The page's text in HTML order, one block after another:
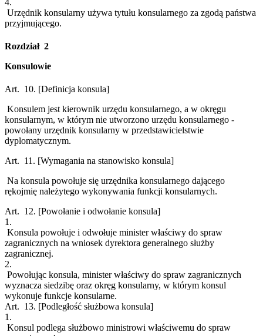
Urzędnik konsularny używa tytułu konsularnego za zgodą państwa
przyjmującego.
Rozdział 2
Konsulowie
Art. 10. [Definicja konsula]
Konsulem jest kierownik urzędu konsularnego, a w okręgu
konsularnym, w którym nie utworzono urzędu konsularnego -
powołany urzędnik konsularny w przedstawicielstwie
dyplomatycznym.
Art. 11. [Wymagania na stanowisko konsula]
Na konsula powołuje się urzędnika konsularnego dającego
rękojmię należytego wykonywania funkcji konsularnych.
Art. 12. [Powołanie i odwołanie konsula]
1.
Konsula powołuje i odwołuje minister właściwy do spraw
zagranicznych na wniosek dyrektora generalnego służby
zagranicznej.
2.
Powołując konsula, minister właściwy do spraw zagranicznych
wyznacza siedzibę oraz okręg konsularny, w którym konsul
wykonuje funkcje konsularne.
Art. 13. [Podległość służbowa konsula]
1.
Konsul podlega służbowo ministrowi właściwemu do spraw